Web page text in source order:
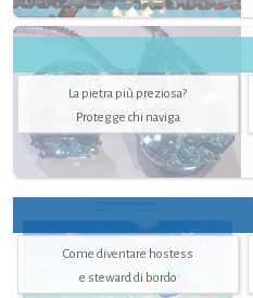
La pietra più preziosa?
Protegge chi naviga
Come diventare hostess
e steward di bordo